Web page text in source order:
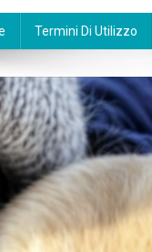
Termini Di Utilizzo